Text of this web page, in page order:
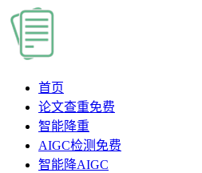
首页
论文查重免费
智能降重
AIGC检测 免费
智能降AIGC